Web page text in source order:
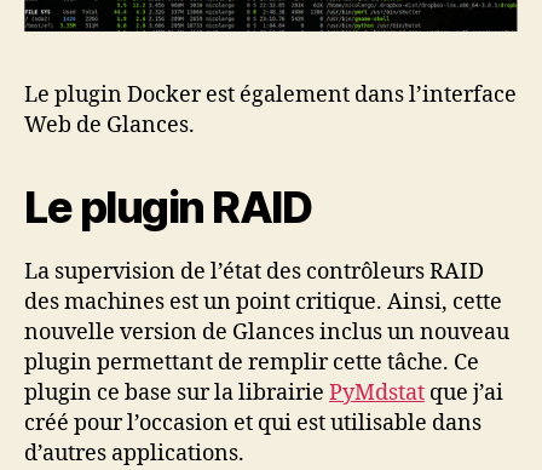
Le plugin Docker est également dans l’interface
Web de Glances.
Le plugin RAID
La supervision de l’état des contrôleurs RAID
des machines est un point critique. Ainsi, cette
nouvelle version de Glances inclus un nouveau
plugin permettant de remplir cette tâche. Ce
plugin ce base sur la librairie PyMdstat que j’ai
créé pour l’occasion et qui est utilisable dans
d’autres applications.